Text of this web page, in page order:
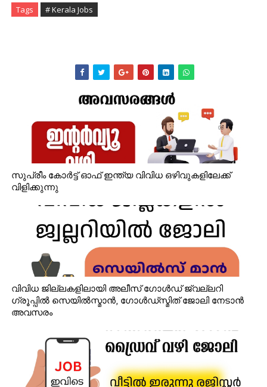
Tags # Kerala Jobs
സുപ്രീം കോർട്ട് ഓഫ് ഇന്ത്യ വിവിധ ഒഴിവുകളിലേക്ക്
വിളിക്കുന്നു
വിവിധ ജില്ലകളിലായി അലീസ് ഗോൾഡ് ജ്വല്ലറി
ഗ്രൂപ്പിൽ സെയിൽസ്മാൻ, ഗോൾഡ്‌സ്മിത് ജോലി നേടാൻ
അവസരം